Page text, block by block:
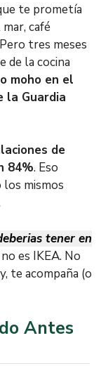
te prometía
café
tres meses
de la cocina
moho en el
la Guardia
de
84%. Eso
los mismos
tener en
es IKEA. No
te acompaña (o
Antes